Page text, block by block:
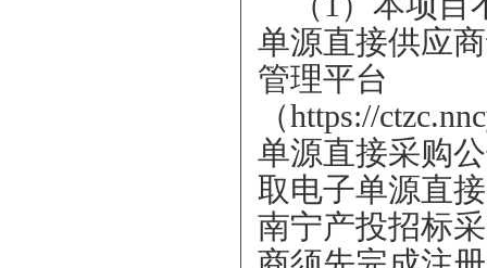
单源直接供应
管理平台
（https://
单源直接采购
取电子单源直
南宁产投招标